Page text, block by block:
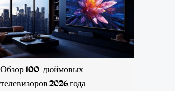
Обзор 100-дюймовых
телевизоров 2026 года